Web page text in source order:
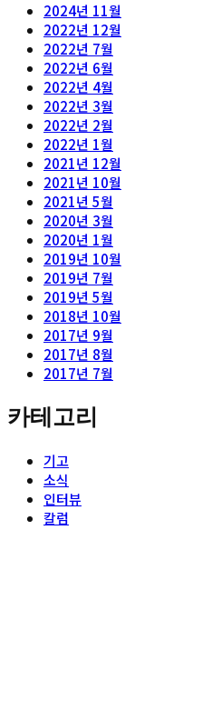
2024년 11월
2022년 12월
2022년 7월
2022년 6월
2022년 4월
2022년 3월
2022년 2월
2022년 1월
2021년 12월
2021년 10월
2021년 5월
2020년 3월
2020년 1월
2019년 10월
2019년 7월
2019년 5월
2018년 10월
2017년 9월
2017년 8월
2017년 7월
카테고리
기고
소식
인터뷰
칼럼